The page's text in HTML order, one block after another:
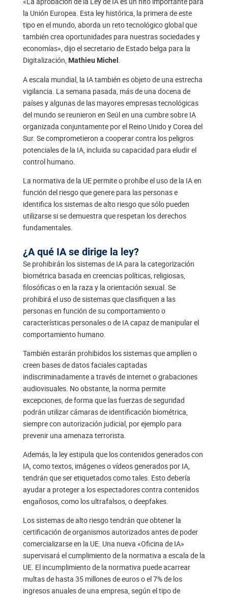
la Unión Europea. Esta ley histórica, la primera de este
tipo en el mundo, aborda un reto tecnológico global que
también crea oportunidades para nuestras sociedades y
economías», dijo el secretario de Estado belga para la
Digitalización, Mathieu Michel .
A escala mundial, la IA también es objeto de una estrecha
vigilancia. La semana pasada, más de una docena de
países y algunas de las mayores empresas tecnológicas
del mundo se reunieron en Seúl en una cumbre sobre IA
organizada conjuntamente por el Reino Unido y Corea del
Sur. Se comprometieron a cooperar contra los peligros
potenciales de la IA, incluida su capacidad para eludir el
control humano.
La normativa de la UE permite o prohíbe el uso de la IA en
función del riesgo que genere para las personas e
identifica los sistemas de alto riesgo que sólo pueden
utilizarse si se demuestra que respetan los derechos
fundamentales.
¿A qué IA se dirige la ley?
Se prohibirán los sistemas de IA para la categorización
biométrica basada en creencias políticas, religiosas,
filosóficas o en la raza y la orientación sexual. Se
prohibirá el uso de sistemas que clasifiquen a las
personas en función de su comportamiento o
características personales o de IA capaz de manipular el
comportamiento humano.
También estarán prohibidos los sistemas que amplíen o
creen bases de datos faciales captadas
indiscriminadamente a través de internet o grabaciones
audiovisuales. No obstante, la norma permite
excepciones, de forma que las fuerzas de seguridad
podrán utilizar cámaras de identificación biométrica,
siempre con autorización judicial, por ejemplo para
prevenir una amenaza terrorista.
Además, la ley estipula que los contenidos generados con
IA, como textos, imágenes o vídeos generados por IA,
tendrán que ser etiquetados como tales. Esto debería
ayudar a proteger a los espectadores contra contenidos
engañosos, como los ultrafalsos, o deepfakes.
Los sistemas de alto riesgo tendrán que obtener la
certificación de organismos autorizados antes de poder
comercializarse en la UE. Una nueva «Oficina de IA»
supervisará el cumplimiento de la normativa a escala de la
UE. El incumplimiento de la normativa puede acarrear
multas de hasta 35 millones de euros o el 7% de los
ingresos anuales de una empresa, según el tipo de